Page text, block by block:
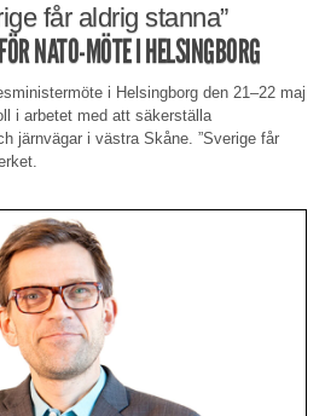
får aldrig stanna”
NATO-MÖTE I HELSINGBORG
i Helsingborg den 21–22 maj
i arbetet med att säkerställa
järnvägar i västra Skåne. ”Sverige får